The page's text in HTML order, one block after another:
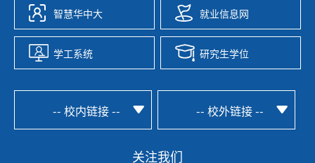
智慧华中大 就业信息网
学工系统 研究生学位
-- 校内链接 -- -- 校外链接 --
关注我们